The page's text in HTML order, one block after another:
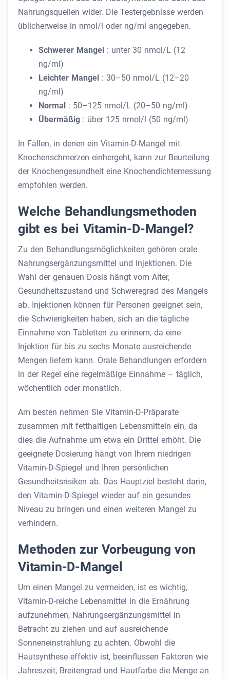
Nahrungsquellen wider. Die Testergebnisse werden
üblicherweise in nmol/l oder ng/ml angegeben.
Schwerer Mangel : unter 30 nmol/L (12
ng/ml)
Leichter Mangel : 30–50 nmol/L (12–20
ng/ml)
Normal : 50–125 nmol/L (20–50 ng/ml)
Übermäßig : über 125 nmol/l (50 ng/ml)
In Fällen, in denen ein Vitamin-D-Mangel mit
Knochenschmerzen einhergeht, kann zur Beurteilung
der Knochengesundheit eine Knochendichtemessung
empfohlen werden.
Welche Behandlungsmethoden
gibt es bei Vitamin-D-Mangel?
Zu den Behandlungsmöglichkeiten gehören orale
Nahrungsergänzungsmittel und Injektionen. Die
Wahl der genauen Dosis hängt vom Alter,
Gesundheitszustand und Schweregrad des Mangels
ab. Injektionen können für Personen geeignet sein,
die Schwierigkeiten haben, sich an die tägliche
Einnahme von Tabletten zu erinnern, da eine
Injektion für bis zu sechs Monate ausreichende
Mengen liefern kann. Orale Behandlungen erfordern
in der Regel eine regelmäßige Einnahme – täglich,
wöchentlich oder monatlich.
Am besten nehmen Sie Vitamin-D-Präparate
zusammen mit fetthaltigen Lebensmitteln ein, da
dies die Aufnahme um etwa ein Drittel erhöht. Die
geeignete Dosierung hängt von Ihrem niedrigen
Vitamin-D-Spiegel und Ihren persönlichen
Gesundheitsrisiken ab. Das Hauptziel besteht darin,
den Vitamin-D-Spiegel wieder auf ein gesundes
Niveau zu bringen und einen weiteren Mangel zu
verhindern.
Methoden zur Vorbeugung von
Vitamin-D-Mangel
Um einen Mangel zu vermeiden, ist es wichtig,
Vitamin-D-reiche Lebensmittel in die Ernährung
aufzunehmen, Nahrungsergänzungsmittel in
Betracht zu ziehen und auf ausreichende
Sonneneinstrahlung zu achten. Obwohl die
Hautsynthese effektiv ist, beeinflussen Faktoren wie
Jahreszeit, Breitengrad und Hautfarbe die Menge an